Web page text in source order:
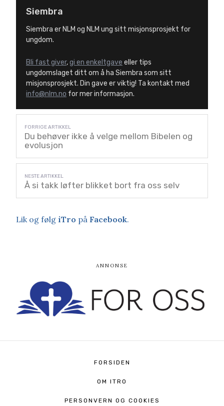
Siembra
Siembra er NLM og NLM ung sitt misjonsprosjekt for
ungdom.
Bli fast giver,gi en enkeltgave eller tips
ungdomslaget ditt om å ha Siembra som sitt
misjonsprosjekt. Din gave er viktig! Ta kontakt med
info@nlm.no for mer informasjon.
Du behøver ikke å velge mellom Bibelen og
evolusjon
Å si takk løfter blikket bort fra oss selv
Lik og følg iTro på Facebook.
FORSIDEN
OM ITRO
PERSONVERN OG COOKIES